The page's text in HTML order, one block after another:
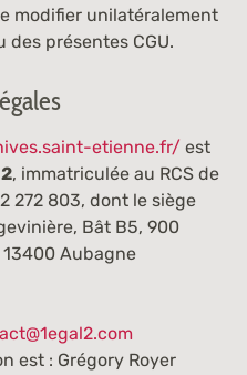
modifier unilatéralement
présentes CGU.
etienne.fr/est
, immatriculée au RCS de
272 803, dont le siège
Bât B5, 900
Aubagne
est : Grégory Royer